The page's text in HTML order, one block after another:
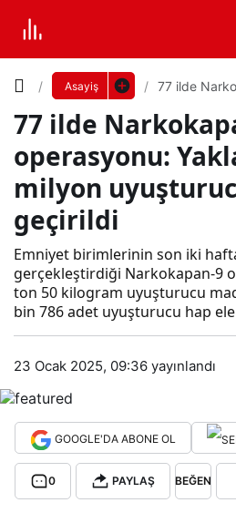
Asayiş
77 ilde
geçirildi
77 ilde
operasyonu:
milyon
geçirildi
Emniyet birimlerinin son iki
gerçekleştirdiği Narkokapan-9
ton 50 kilogram uyuşturucu
bin 786 adet uyuşturucu hap
23 Ocak 2025, 09:36 yayınlandı
GOOGLE'DA ABONE OL
0 PAYLAŞ BEĞEN
77
ilde
Nar
kok
n-9
ope
Boyutunu
Ayarla
Küçük 100% Dev
Varsayılana